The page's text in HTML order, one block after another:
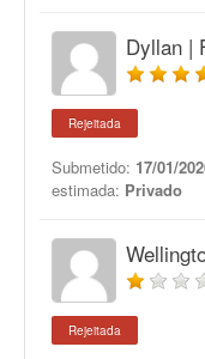
Dyllan |
Rejeitada
Submetido: 17/01/
estimada: Privado
Rejeitada